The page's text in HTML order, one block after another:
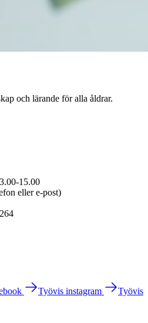
och lärande för alla åldrar.
15.00
eller e-post)
Työvis instagram
Työvis